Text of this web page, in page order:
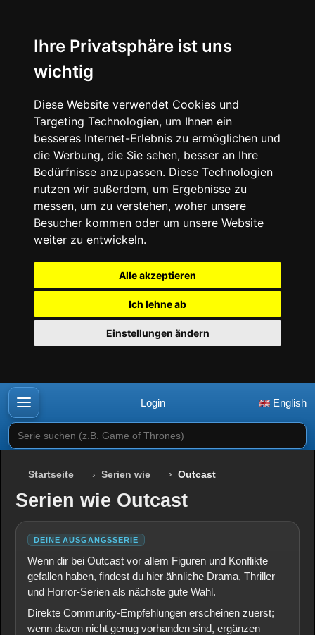
Ihre Privatsphäre ist uns
wichtig
Diese Website verwendet Cookies und
Targeting Technologien, um Ihnen ein
besseres Internet-Erlebnis zu ermöglichen und
die Werbung, die Sie sehen, besser an Ihre
Bedürfnisse anzupassen. Diese Technologien
nutzen wir außerdem, um Ergebnisse zu
messen, um zu verstehen, woher unsere
Besucher kommen oder um unsere Website
weiter zu entwickeln.
Alle akzeptieren
Ich lehne ab
Einstellungen ändern
Login English
Serie suchen (z.B. Game of Thrones)
Startseite Serien wie Outcast
Serien wie Outcast
DEINE AUSGANGSSERIE
Wenn dir bei Outcast vor allem Figuren und Konflikte
gefallen haben, findest du hier ähnliche Drama, Thriller
und Horror-Serien als nächste gute Wahl.
Direkte Community-Empfehlungen erscheinen zuerst;
wenn davon nicht genug vorhanden sind, ergänzen